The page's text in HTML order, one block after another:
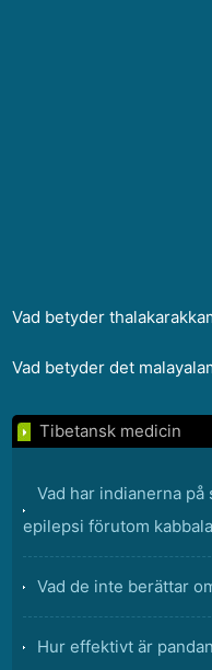
Vad betyder
Vad betyder det
Tibetansk medicin
Vad har indianerna
epilepsi förutom
Vad de inte berättar
Hur effektivt är